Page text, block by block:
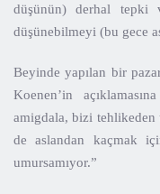
düşünün) derhal tepki
düşünebilmeyi (bu gece
Beyinde yapılan bir
Koenen’in
amigdala, bizi tehlikeden
de aslandan kaçmak
umursamıyor.”